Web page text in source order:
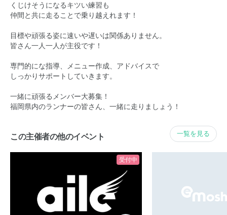
くじけそうになるキツい練習も
仲間と共に走ることで乗り越えれます！
目標や頑張る姿に速いや遅いは関係ありません。
皆さん一人一人が主役です！
専門的にな指導、メニュー作成、アドバイスで
しっかりサポートしていきます。
一緒に頑張るメンバー大募集！
福岡県内のランナーの皆さん、一緒に走りましょう！
この主催者の他のイベント 一覧を見る
受付中